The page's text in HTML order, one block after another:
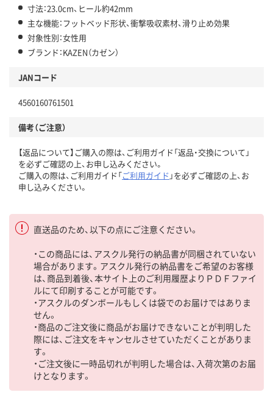
寸法：23.0cm、ヒール約42mm
主な機能：フットベッド形状、衝撃吸収素材、滑り止め効果
対象性別：女性用
ブランド：KAZEN（カゼン）
JANコード
4560160761501
備考（ご注意）
【返品について】ご購入の際は、ご利用ガイド「返品・交換について」
を必ずご確認の上、お申し込みください。
ご購入の際は、ご利用ガイド「ご利用ガイド 」を必ずご確認の上、お
申し込みください。
直送品のため、以下の点にご注意ください。
・この商品には、アスクル発行の納品書が同梱されていない
場合があります。アスクル発行の納品書をご希望のお客様
は、商品到着後、本サイト上のご利用履歴よりＰＤＦファイ
ルにて印刷することが可能です。
・アスクルのダンボールもしくは袋でのお届けではありま
せん。
・商品のご注文後に商品がお届けできないことが判明した
際には、ご注文をキャンセルさせていただくことがありま
す。
・ご注文後に一時品切れが判明した場合は、入荷次第のお届
けとなります。